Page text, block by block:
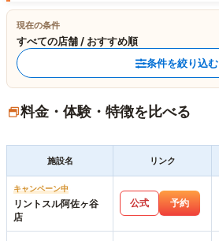
現在の条件
すべての店舗 / おすすめ順
条件を絞り込む
料金・体験・特徴を比べる
施設名 リンク
キャンペーン中
リントスル阿佐ヶ谷
店
公式 予約